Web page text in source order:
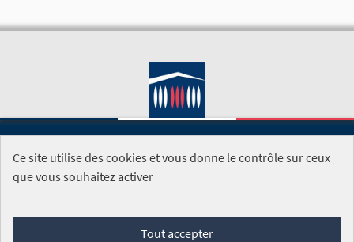
SITE DE L'ASSEMBLÉE NATIONALE
Foire aux questions
Conditions générales d'utilisation (CGU)
Ce site utilise des cookies et vous donne le contrôle sur ceux
que vous souhaitez activer
Tout accepter